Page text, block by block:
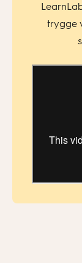
trygge